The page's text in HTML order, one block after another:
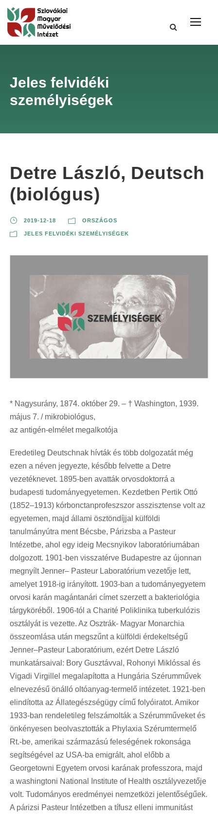
Jeles felvidéki
személyiségek
Detre László, Deutsch
(biológus)
2019-12-18 ORSZÁGOS
JELES FELVIDÉKI SZEMÉLYISÉGEK
* Nagysurány, 1874. október 29. – † Washington, 1939.
május 7. / mikrobiológus,
az antigén-elmélet megalkotója
Eredetileg Deutschnak hívták és több dolgozatát még
ezen a néven jegyezte, később felvette a Detre
vezetéknevet. 1895-ben avatták orvosdoktorrá a
budapesti tudományegyetemen. Kezdetben Pertik Ottó
(1852–1913) kórbonctanprofeszszor asszisztense volt az
egyetemen, majd állami ösztöndíjjal külföldi
tanulmányútra ment Bécsbe, Párizsba a Pasteur
Intézetbe, ahol egy ideig Mecsnyikov laboratóriumában
dolgozott. 1901-ben visszatérve Budapestre az újonnan
megnyílt Jenner– Pasteur Laboratórium vezetője lett,
amelyet 1918-ig irányított. 1903-ban a tudományegyetem
orvosi karán magántanári címet szerzett a bakteriológia
tárgyköréből. 1906-tól a Charité Poliklinika tuberkulózis
osztályát is vezette. Az Osztrák- Magyar Monarchia
összeomlása után megszűnt a külföldi érdekeltségű
Jenner–Pasteur Laboratórium, ezért Detre László
munkatársaival: Bory Gusztávval, Rohonyi Miklóssal és
Vigadi Virgillel megalapította a Hungária Szérumművek
elnevezésű önálló oltóanyag-termelő intézetet. 1921-ben
elindította az Állategészségügy című folyóiratot. Amikor
1933-ban rendeletileg felszámolták a Szérumműveket és
önkényesen beolvasztották a Phylaxia Szérumtermelő
Rt.-be, amerikai származású feleségének rokonsága
segítségével az USA-ba emigrált, ahol előbb a
Georgetowni Egyetem orvosi karának professzora, majd
a washingtoni National Institute of Health osztályvezetője
volt. Tudományos eredményei nemzetközi jelentőségűek.
A párizsi Pasteur Intézetben a tífusz elleni immunitást